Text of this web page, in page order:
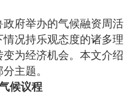
府举办的气候融资周活
况持乐观态度的诸多理
为经济机会。本文介绍
主题。
候议程